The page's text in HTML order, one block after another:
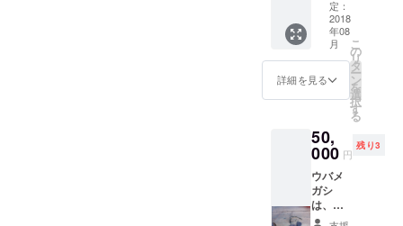
ニター
価格で
す。申
し訳あ
んが、
無記名
を採ら
せて頂
きま
す。ア
ンケー
ト結果
のため
のもの
です。
最後ま
で終わ
らない
ことが
ありま
すが、
せて頂
きま
す。 参
加者の
人数に
より実
施日を
るとで
は大違
い！山
を登る
ごとに
紙芝居
を見る
ように
変わっ
てい
く！！
本当の
男木島
を知っ
ていた
定：
2018
年08
月
詳細を見る
こ
の
リ
タ
ー
ン
を
選
択
す
る
50,
000 円
残り3
ウバメ
ガシ
は、推
定樹齢